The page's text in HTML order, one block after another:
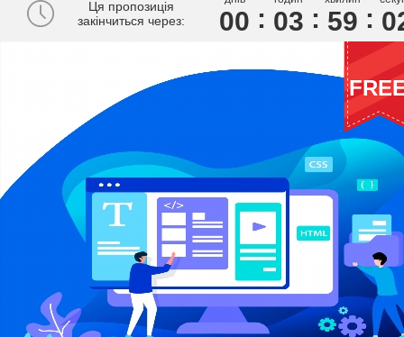
Ця пропозиція
закінчиться через:
00 03 59 0